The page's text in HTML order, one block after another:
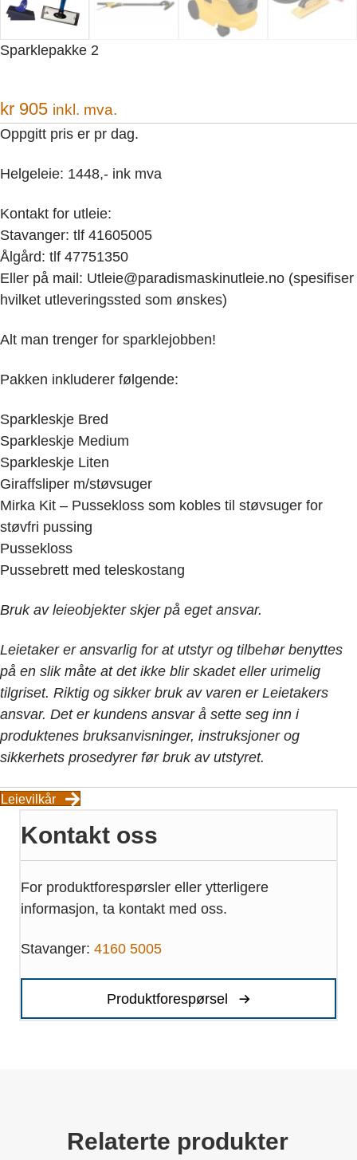
Sparklepakke 2
kr 905 inkl. mva.
Oppgitt pris er pr dag.
Helgeleie: 1448,- ink mva
Kontakt for utleie:
Stavanger: tlf 41605005
Ålgård: tlf 47751350
Eller på mail: Utleie@paradismaskinutleie.no (spesifiser
hvilket utleveringssted som ønskes)
Alt man trenger for sparklejobben!
Pakken inkluderer følgende:
Sparkleskje Bred
Sparkleskje Medium
Sparkleskje Liten
Giraffsliper m/støvsuger
Mirka Kit – Pussekloss som kobles til støvsuger for
støvfri pussing
Pussekloss
Pussebrett med teleskostang
Bruk av leieobjekter skjer på eget ansvar.
Leietaker er ansvarlig for at utstyr og tilbehør benyttes
på en slik måte at det ikke blir skadet eller urimelig
tilgriset. Riktig og sikker bruk av varen er Leietakers
ansvar. Det er kundens ansvar å sette seg inn i
produktenes bruksanvisninger, instruksjoner og
sikkerhets prosedyrer før bruk av utstyret.
Leievilkår
Kontakt oss
For produktforespørsler eller ytterligere
informasjon, ta kontakt med oss.
Stavanger: 4160 5005
Produktforespørsel
Relaterte produkter